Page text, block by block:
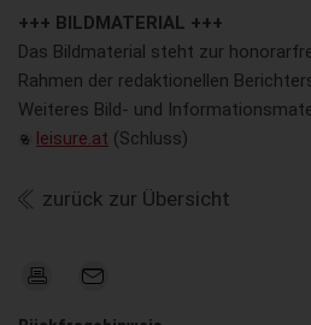
+++ BILDMATERIAL +++
Das Bildmaterial steht zur
Rahmen der redaktionellen
Weiteres Bild- und
leisure.at (Schluss)
zurück zur Übersicht